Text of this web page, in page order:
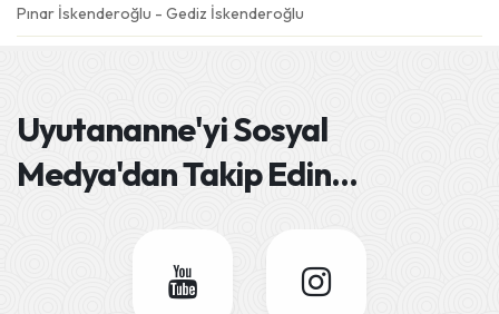
Pınar İskenderoğlu - Gediz İskenderoğlu
Deniz Eskiköy - Dolunay
Semra Dursun Ateş - Gökçe Ateş
Sümeyra Tatlısöz - Yüsra
Uyutananne'yiSosyal
Medya'dan Takip Edin...